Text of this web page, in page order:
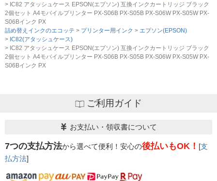
IC82 アタッシュケース EPSON(エプソン) 互換インクカートリッジ ブラック
2個セット A4モバイルプリンター PX-S06B PX-S05B PX-S06W PX-S05W PX-
S06Bインク PX
詰め替えインクのエコッテ
プリンター用インク
エプソン(EPSON)
IC82(アタッシュケース)
IC82 アタッシュケース EPSON(エプソン) 互換インクカートリッジ ブラック
2個セット A4モバイルプリンター PX-S06B PX-S05B PX-S06W PX-S05W PX-
S06Bインク PX
ご利用ガイド
お支払い・領収書について
7つの支払方法から選べて便利！安心の後払いもOK！ [支
払方法]